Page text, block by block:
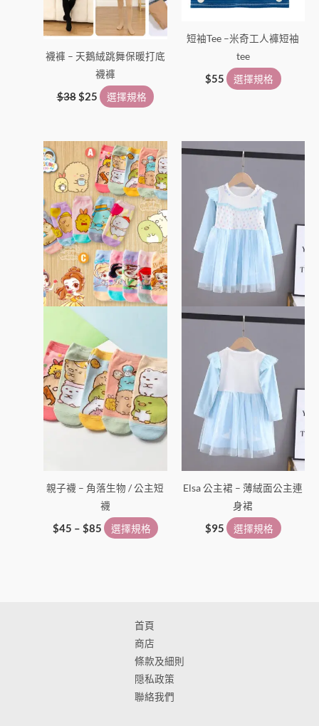
襪褲 – 天鵝絨跳舞保暖打底
襪褲
$38 $25 選擇規格
可
在
品
面
選
項
短袖Tee –米奇工人褲短袖
tee
$55 選擇規格
可
產
頁
親子襪 – 角落生物 / 公主短
襪
$45 – $85
價
格
範
圍：
$45
到
$85
選擇規格
此
產
品
有
多
種
款
式。
可
在
頁
面
選
擇
選
Elsa 公主裙 – 薄絨面公主連
身裙
$95 選擇規格
種
款
式。
可
在
產
選
擇
首頁
商店
條款及細則
隠私政策
聯絡我們